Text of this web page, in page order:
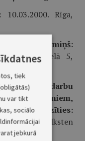
10.03.2000. Rīga,
termiņš:
ielā 5,
darbu
nosacījumiem,
var iepazīties:
no pulksten
tiek
var tikt
sociālo
jebkurā